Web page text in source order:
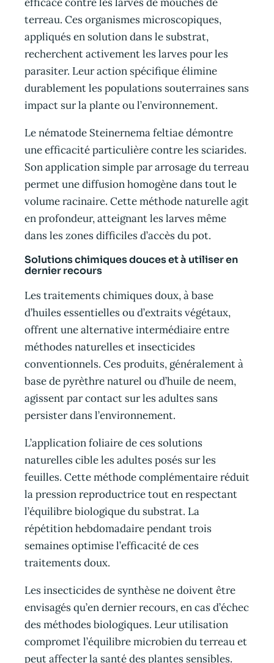
terreau. Ces organismes microscopiques,
appliqués en solution dans le substrat,
recherchent activement les larves pour les
parasiter. Leur action spécifique élimine
durablement les populations souterraines sans
impact sur la plante ou l’environnement.
Le nématode Steinernema feltiae démontre
une efficacité particulière contre les sciarides.
Son application simple par arrosage du terreau
permet une diffusion homogène dans tout le
volume racinaire. Cette méthode naturelle agit
en profondeur, atteignant les larves même
dans les zones difficiles d’accès du pot.
Solutions chimiques douces et à utiliser en
dernier recours
Les traitements chimiques doux, à base
d’huiles essentielles ou d’extraits végétaux,
offrent une alternative intermédiaire entre
méthodes naturelles et insecticides
conventionnels. Ces produits, généralement à
base de pyrèthre naturel ou d’huile de neem,
agissent par contact sur les adultes sans
persister dans l’environnement.
L’application foliaire de ces solutions
naturelles cible les adultes posés sur les
feuilles. Cette méthode complémentaire réduit
la pression reproductrice tout en respectant
l’équilibre biologique du substrat. La
répétition hebdomadaire pendant trois
semaines optimise l’efficacité de ces
traitements doux.
Les insecticides de synthèse ne doivent être
envisagés qu’en dernier recours, en cas d’échec
des méthodes biologiques. Leur utilisation
compromet l’équilibre microbien du terreau et
peut affecter la santé des plantes sensibles.